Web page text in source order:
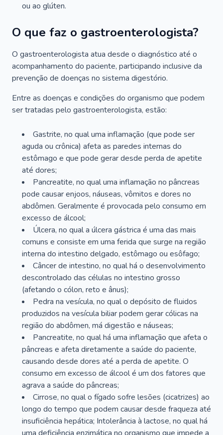
ou ao glúten.
O que faz o gastroenterologista?
O gastroenterologista atua desde o diagnóstico até o
acompanhamento do paciente, participando inclusive da
prevenção de doenças no sistema digestório.
Entre as doenças e condições do organismo que podem
ser tratadas pelo gastroenterologista, estão:
Gastrite, no qual uma inflamação (que pode ser
aguda ou crônica) afeta as paredes internas do
estômago e que pode gerar desde perda de apetite
até dores;
Pancreatite, no qual uma inflamação no pâncreas
pode causar enjoos, náuseas, vômitos e dores no
abdômen. Geralmente é provocada pelo consumo em
excesso de álcool;
Úlcera, no qual a úlcera gástrica é uma das mais
comuns e consiste em uma ferida que surge na região
interna do intestino delgado, estômago ou esôfago;
Câncer de intestino, no qual há o desenvolvimento
descontrolado das células no intestino grosso
(afetando o cólon, reto e ânus);
Pedra na vesícula, no qual o depósito de fluidos
produzidos na vesícula biliar podem gerar cólicas na
região do abdômen, má digestão e náuseas;
Pancreatite, no qual há uma inflamação que afeta o
pâncreas e afeta diretamente a saúde do paciente,
causando desde dores até a perda de apetite. O
consumo em excesso de álcool é um dos fatores que
agrava a saúde do pâncreas;
Cirrose, no qual o fígado sofre lesões (cicatrizes) ao
longo do tempo que podem causar desde fraqueza até
insuficiência hepática; Intolerância à lactose, no qual há